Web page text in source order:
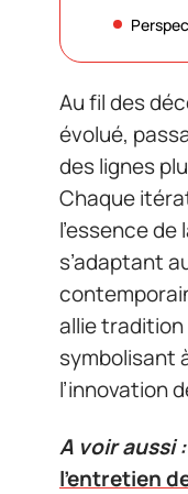
Au fil des
évolué,
des lignes
Chaque
l’essence
s’adaptant
allie
symbolisant
l’innovation
A voir aussi :
l’entretien